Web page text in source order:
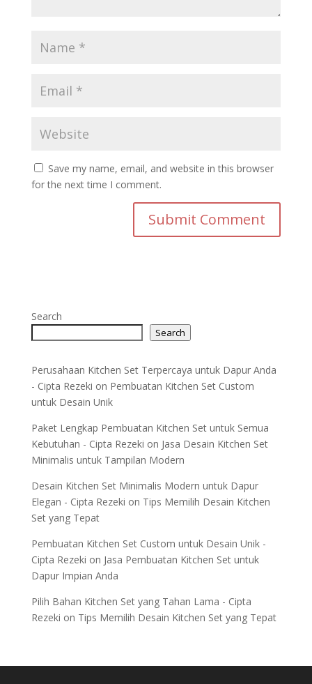
Save my name, email, and website in this browser
for the next time I comment.
Search
Search
Perusahaan Kitchen Set Terpercaya untuk Dapur Anda
- Cipta Rezeki on Pembuatan Kitchen Set Custom
untuk Desain Unik
Paket Lengkap Pembuatan Kitchen Set untuk Semua
Kebutuhan - Cipta Rezeki on Jasa Desain Kitchen Set
Minimalis untuk Tampilan Modern
Desain Kitchen Set Minimalis Modern untuk Dapur
Elegan - Cipta Rezeki on Tips Memilih Desain Kitchen
Set yang Tepat
Pembuatan Kitchen Set Custom untuk Desain Unik -
Cipta Rezeki on Jasa Pembuatan Kitchen Set untuk
Dapur Impian Anda
Pilih Bahan Kitchen Set yang Tahan Lama - Cipta
Rezeki on Tips Memilih Desain Kitchen Set yang Tepat